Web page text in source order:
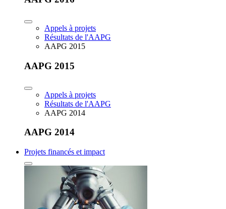
Appels à projets
Résultats de l'AAPG
AAPG 2015
AAPG 2015
Appels à projets
Résultats de l'AAPG
AAPG 2014
AAPG 2014
Projets financés et impact